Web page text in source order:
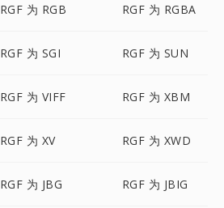
RGF 为 RGB RGF 为 RGBA
RGF 为 SGI RGF 为 SUN
RGF 为 VIFF RGF 为 XBM
RGF 为 XV RGF 为 XWD
RGF 为 JBG RGF 为 JBIG